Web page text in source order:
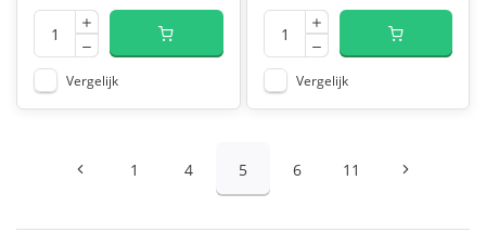
Vergelijk Vergelijk
1 4 5 6 11